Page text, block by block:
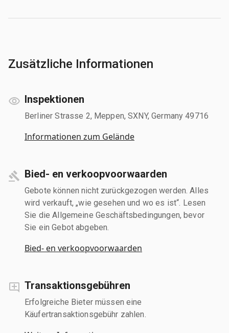
Zusätzliche Informationen
Inspektionen
Berliner Strasse 2, Meppen, SXNY, Germany 49716
Informationen zum Gelände
Bied- en verkoopvoorwaarden
Gebote können nicht zurückgezogen werden. Alles
wird verkauft, „wie gesehen und wo es ist“. Lesen
Sie die Allgemeine Geschäftsbedingungen, bevor
Sie ein Gebot abgeben.
Bied- en verkoopvoorwaarden
Transaktionsgebühren
Erfolgreiche Bieter müssen eine
Käufertransaktionsgebühr zahlen.